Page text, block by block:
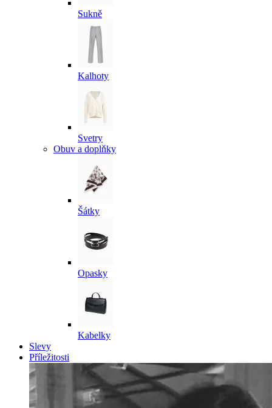
Sukně
Kalhoty
Svetry
Obuv a doplňky
Šátky
Opasky
Kabelky
Slevy
Příležitosti